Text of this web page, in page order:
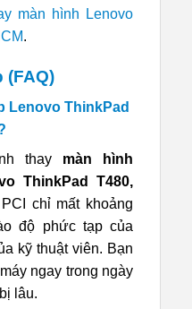
màn hình Lenovo
.
Lenovo ThinkPad
thay màn hình
ThinkPad T480,
chỉ mất khoảng
độ phức tạp của
kỹ thuật viên. Bạn
ngay trong ngày
lâu.